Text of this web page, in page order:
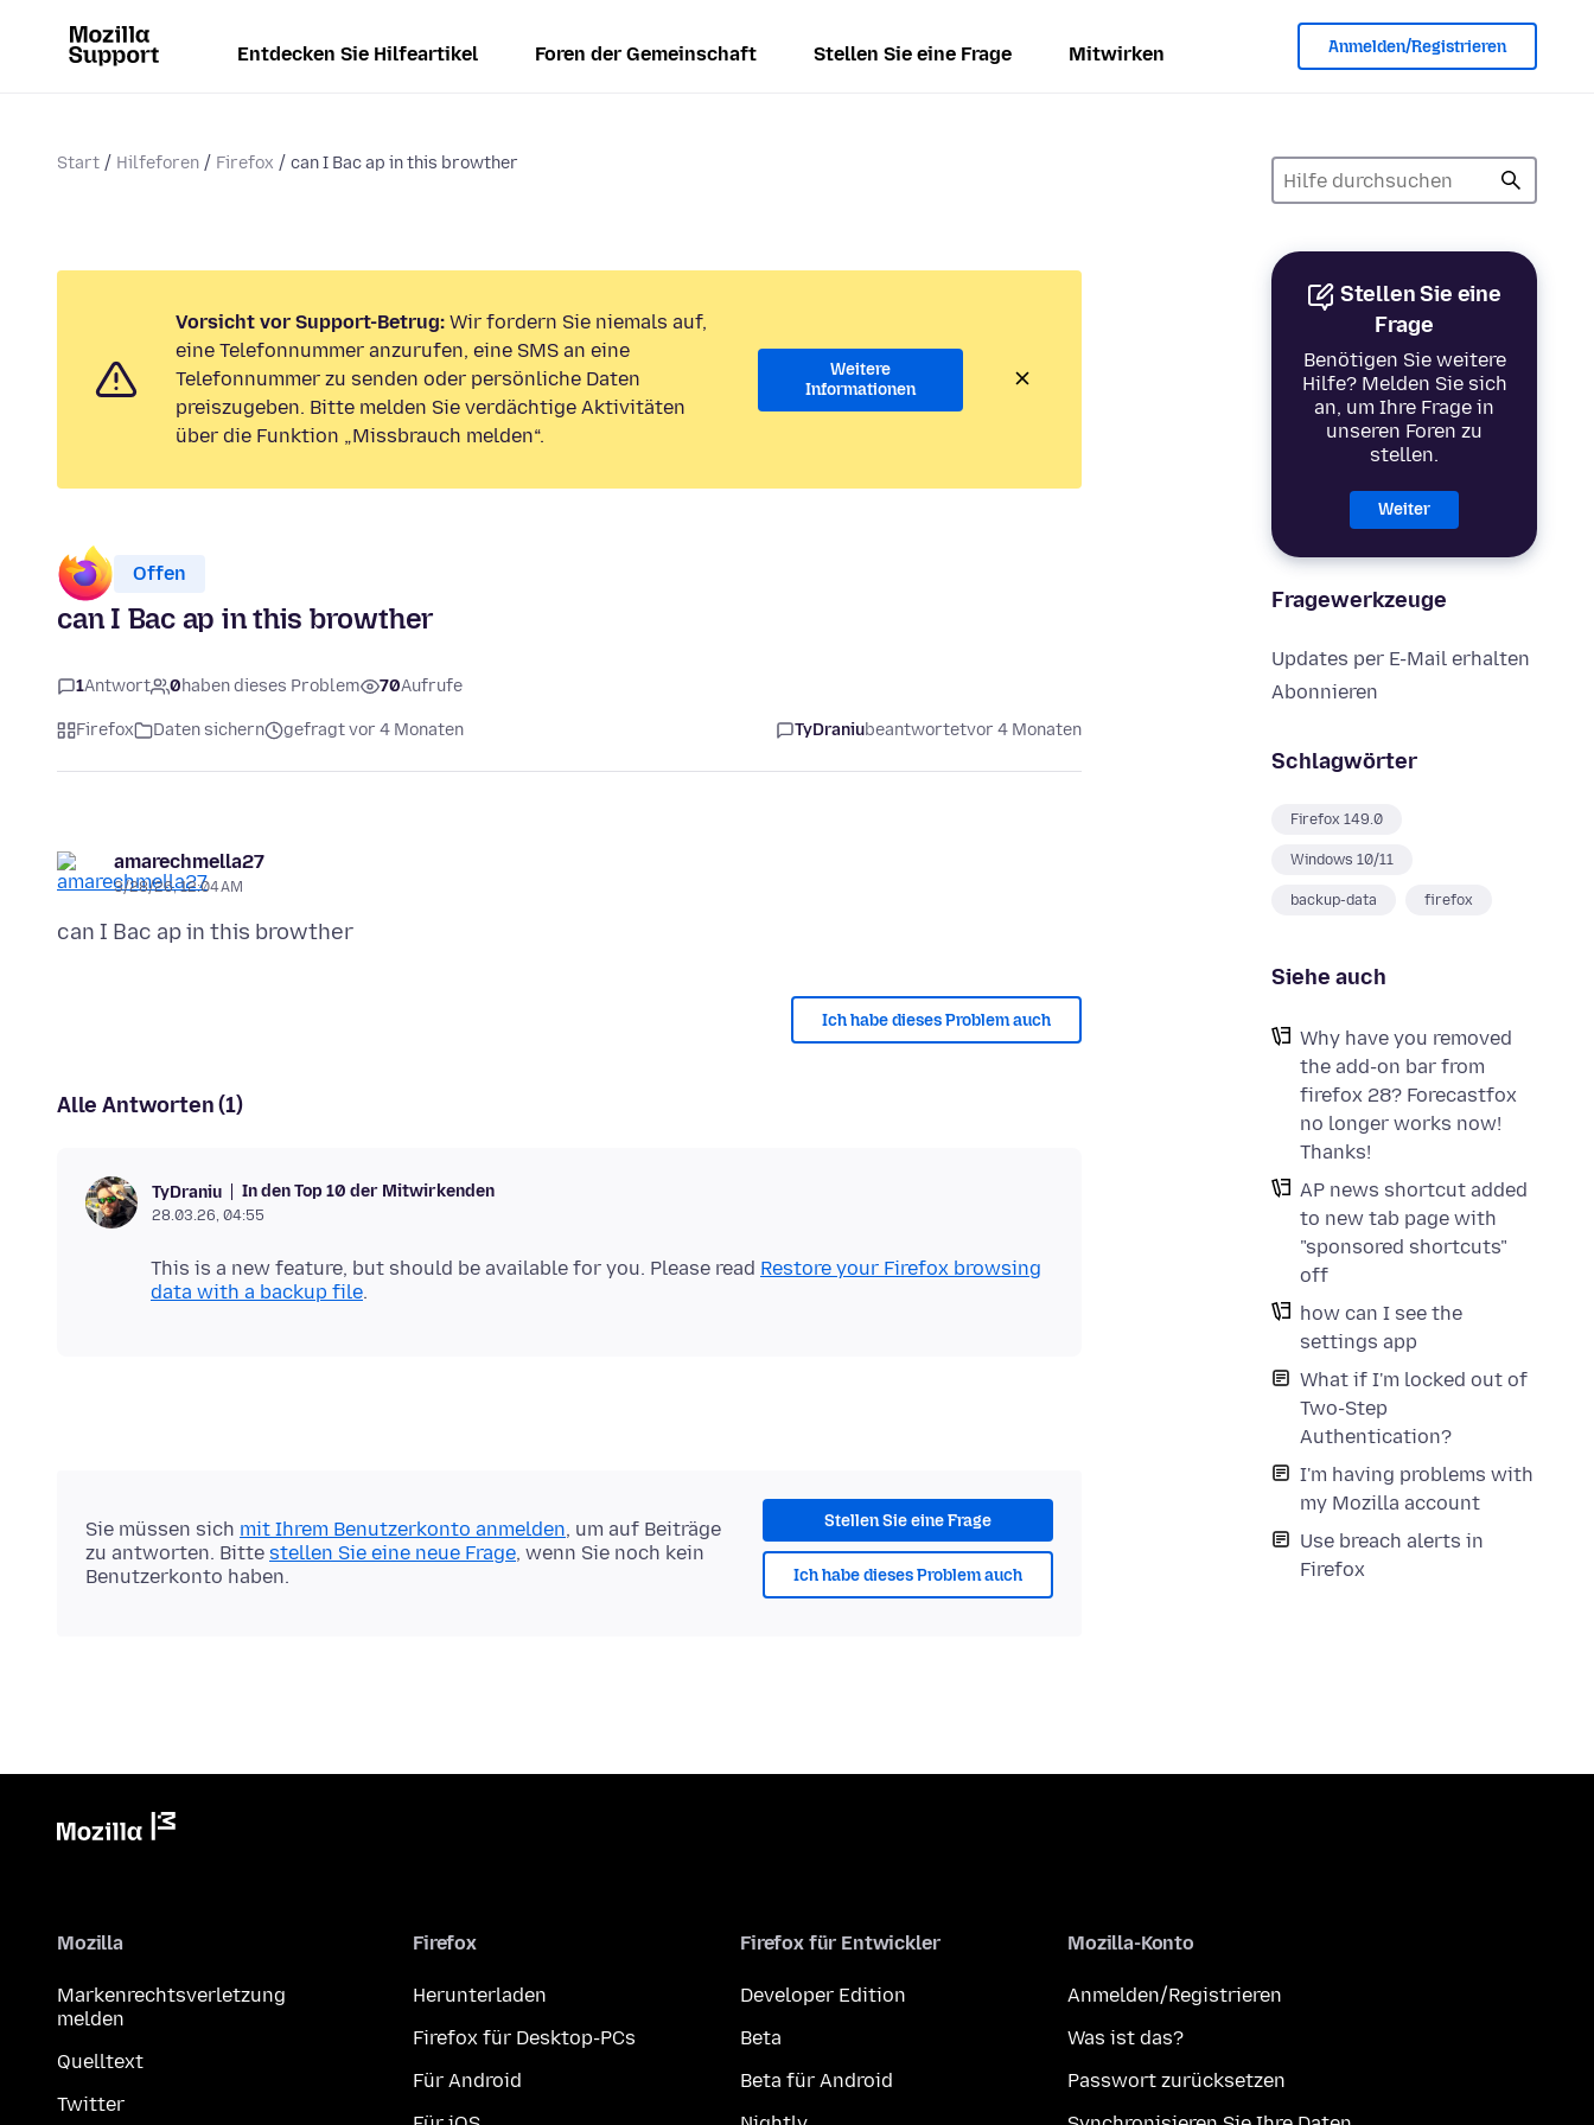
Entdecken Sie Hilfeartikel Foren der Gemeinschaft Stellen Sie eine Frage Mitwirken Anmelden/Registrieren
Start Hilfeforen Firefox can I Bac ap in this browther
Stellen Sie eine
Frage
Benötigen Sie weitere
Hilfe? Melden Sie sich
an, um Ihre Frage in
unseren Foren zu
stellen.
Weiter
Fragewerkzeuge
Updates per E-Mail erhalten
Abonnieren
Schlagwörter
Firefox 149.0
Windows 10/11
backup-data firefox
Siehe auch
Why have you removed
the add-on bar from
firefox 28? Forecastfox
no longer works now!
Thanks!
AP news shortcut added
to new tab page with
"sponsored shortcuts"
off
how can I see the
settings app
What if I'm locked out of
Two-Step
Authentication?
I'm having problems with
my Mozilla account
Use breach alerts in
Firefox
Vorsicht vor Support-Betrug: Wir fordern Sie niemals auf,
eine Telefonnummer anzurufen, eine SMS an eine
Telefonnummer zu senden oder persönliche Daten
preiszugeben. Bitte melden Sie verdächtige Aktivitäten
über die Funktion „Missbrauch melden“.
Weitere
Informationen
Offen
can I Bac ap in this browther
1Antwort 0haben dieses Problem 70Aufrufe
Firefox Daten sichern gefragt vor 4 Monaten TyDraniubeantwortetvor 4 Monaten
amarechmella27
3/28/26, 12:04 AM
Ich habe dieses Problem auch
Alle Antworten (1)
TyDraniu In den Top 10 der Mitwirkenden
28.03.26, 04:55
This is a new feature, but should be available for you. Please read Restore your Firefox browsing
data with a backup file
Stellen Sie eine Frage
Ich habe dieses Problem auch
Sie müssen sich mit Ihrem Benutzerkonto anmelden, um auf Beiträge
zu antworten. Bitte stellen Sie eine neue Frage, wenn Sie noch kein
Benutzerkonto haben.
Mozilla
Markenrechtsverletzung
melden
Quelltext
Twitter
Firefox
Herunterladen
Firefox für Desktop-PCs
Für Android
Firefox für Entwickler
Developer Edition
Beta
Beta für Android
Mozilla-Konto
Anmelden/Registrieren
Was ist das?
Passwort zurücksetzen